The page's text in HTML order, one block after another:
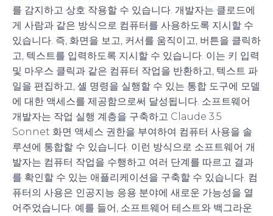
를 감지하고 상호 작용할 수 있습니다. 개발자는 클로드에
게 사람과 같은 방식으로 컴퓨터를 사용하도록 지시할 수
있습니다. 즉, 화면을 보고, 커서를 움직이고, 버튼을 클릭하
고, 텍스트를 입력하도록 지시할 수 있습니다. 이는 키 입력
및 마우스 클릭과 같은 컴퓨터 작업을 반환하고, 텍스트 파
일을 편집하고, 셸 명령을 실행할 수 있는 통합 도구에 모델
에 대한 액세스를 제공함으로써 달성됩니다. 소프트웨어
개발자는 작업 실행 계층을 구축하고 Claude 3.5
Sonnet 화면 액세스 권한을 부여하여 컴퓨터 사용을 솔
루션에 통합할 수 있습니다. 이런 방식으로 소프트웨어 개
발자는 컴퓨터 작업을 수행하고 여러 단계를 따르고 결과
를 확인할 수 있는 애플리케이션을 구축할 수 있습니다. 컴
퓨터의 사용은 인공지능 응용 분야에 새로운 가능성을 열
어주었습니다. 예를 들어, 소프트웨어 테스트와 백그라운